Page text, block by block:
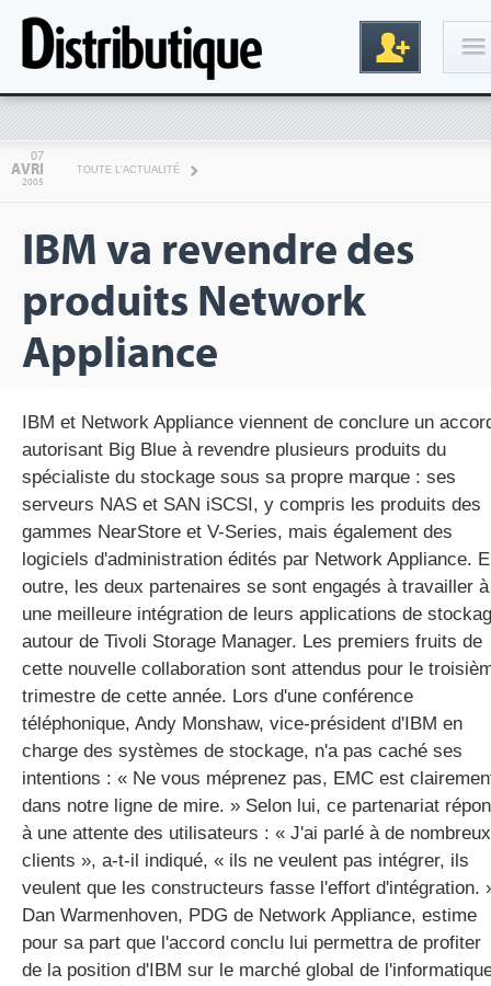
gratuite
07
AVRI
2005
TOUTE L'ACTUALITÉ
IBM va revendre des
produits Network
Appliance
IBM et Network Appliance viennent de conclure un
autorisant Big Blue à revendre plusieurs produits du
spécialiste du stockage sous sa propre marque : ses
serveurs NAS et SAN iSCSI, y compris les produits des
gammes NearStore et V-Series, mais également des
logiciels d'administration édités par Network Appliance.
outre, les deux partenaires se sont engagés à travailler à
une meilleure intégration de leurs applications de
autour de Tivoli Storage Manager. Les premiers fruits de
cette nouvelle collaboration sont attendus pour le
trimestre de cette année. Lors d'une conférence
téléphonique, Andy Monshaw, vice-président d'IBM en
charge des systèmes de stockage, n'a pas caché ses
intentions : « Ne vous méprenez pas, EMC est
dans notre ligne de mire. » Selon lui, ce partenariat
à une attente des utilisateurs : « J'ai parlé à de nombreux
clients », a-t-il indiqué, « ils ne veulent pas intégrer, ils
veulent que les constructeurs fasse l'effort d'intégration.
Dan Warmenhoven, PDG de Network Appliance, estime
pour sa part que l'accord conclu lui permettra de profiter
de la position d'IBM sur le marché global de